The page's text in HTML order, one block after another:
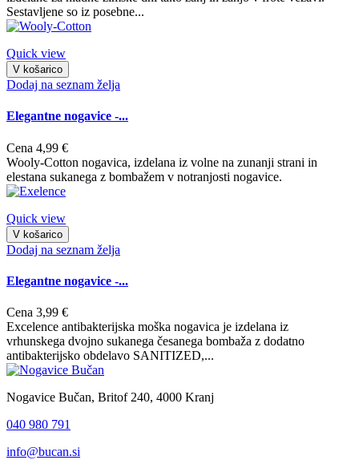
Sestavljene so iz posebne...
Quick view
V košarico
Dodaj na seznam želja
Elegantne nogavice -...
Cena 4,99 €
Wooly-Cotton nogavica, izdelana iz volne na zunanji strani in
elestana sukanega z bombažem v notranjosti nogavice.
Quick view
V košarico
Dodaj na seznam želja
Elegantne nogavice -...
Cena 3,99 €
Excelence antibakterijska moška nogavica je izdelana iz
vrhunskega dvojno sukanega česanega bombaža z dodatno
antibakterijsko obdelavo SANITIZED,...
Nogavice Bučan, Britof 240, 4000 Kranj
040 980 791
info@bucan.si